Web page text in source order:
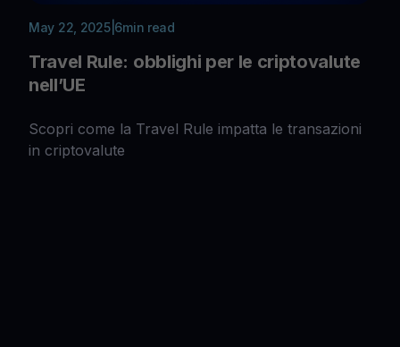
May 22, 2025| 6min read
Travel Rule: obblighi per le criptovalute
nell’UE
Scopri come la Travel Rule impatta le transazioni
in criptovalute